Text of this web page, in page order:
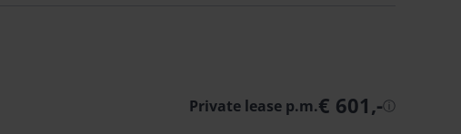
Private lease p.m.€ 601,-ⓘ